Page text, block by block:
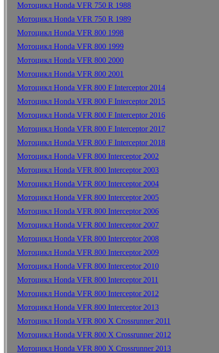
Мотоцикл Honda VFR 750 R 1988
Мотоцикл Honda VFR 750 R 1989
Мотоцикл Honda VFR 800 1998
Мотоцикл Honda VFR 800 1999
Мотоцикл Honda VFR 800 2000
Мотоцикл Honda VFR 800 2001
Мотоцикл Honda VFR 800 F Interceptor 2014
Мотоцикл Honda VFR 800 F Interceptor 2015
Мотоцикл Honda VFR 800 F Interceptor 2016
Мотоцикл Honda VFR 800 F Interceptor 2017
Мотоцикл Honda VFR 800 F Interceptor 2018
Мотоцикл Honda VFR 800 Interceptor 2002
Мотоцикл Honda VFR 800 Interceptor 2003
Мотоцикл Honda VFR 800 Interceptor 2004
Мотоцикл Honda VFR 800 Interceptor 2005
Мотоцикл Honda VFR 800 Interceptor 2006
Мотоцикл Honda VFR 800 Interceptor 2007
Мотоцикл Honda VFR 800 Interceptor 2008
Мотоцикл Honda VFR 800 Interceptor 2009
Мотоцикл Honda VFR 800 Interceptor 2010
Мотоцикл Honda VFR 800 Interceptor 2011
Мотоцикл Honda VFR 800 Interceptor 2012
Мотоцикл Honda VFR 800 Interceptor 2013
Мотоцикл Honda VFR 800 X Crossrunner 2011
Мотоцикл Honda VFR 800 X Crossrunner 2012
Мотоцикл Honda VFR 800 X Crossrunner 2013